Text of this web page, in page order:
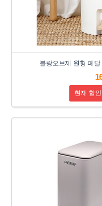
블랑오브제 원형 페달
현재 할